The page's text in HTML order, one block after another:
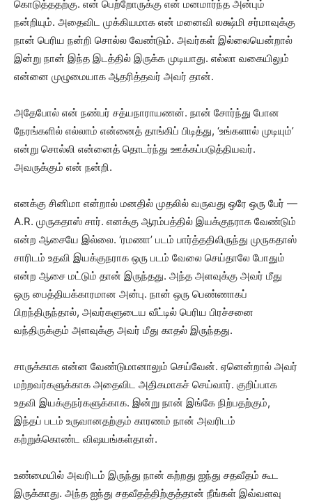
கொடுத்ததற்கு. என் பெற்றோருக்கு என் மனமார்ந்த அன்பும்
நன்றியும். அதைவிட முக்கியமாக என் மனைவி லக்ஷ்மி சர்மாவுக்கு
நான் பெரிய நன்றி சொல்ல வேண்டும். அவர்கள் இல்லையென்றால்
இன்று நான் இந்த இடத்தில் இருக்க முடியாது. எல்லா வகையிலும்
என்னை முழுமையாக ஆதரித்தவர் அவர் தான்.
அதேபோல் என் நண்பர் சத்யநாராயணன். நான் சோர்ந்து போன
நேரங்களில் எல்லாம் என்னைத் தாங்கிப் பிடித்து, ‘உங்களால் முடியும்’
என்று சொல்லி என்னைத் தொடர்ந்து ஊக்கப்படுத்தியவர்.
அவருக்கும் என் நன்றி.
எனக்கு சினிமா என்றால் மனதில் முதலில் வருவது ஒரே ஒரு பேர் —
A.R. முருகதாஸ் சார். எனக்கு ஆரம்பத்தில் இயக்குநராக வேண்டும்
என்ற ஆசையே இல்லை. ‘ரமணா’ படம் பார்த்ததிலிருந்து முருகதாஸ்
சாரிடம் உதவி இயக்குநராக ஒரு படம் வேலை செய்தாலே போதும்
என்ற ஆசை மட்டும் தான் இருந்தது. அந்த அளவுக்கு அவர் மீது
ஒரு பைத்தியக்காரமான அன்பு. நான் ஒரு பெண்ணாகப்
பிறந்திருந்தால், அவர்களுடைய வீட்டில் பெரிய பிரச்சனை
வந்திருக்கும் அளவுக்கு அவர் மீது காதல் இருந்தது.
சாருக்காக என்ன வேண்டுமானாலும் செய்வேன். ஏனென்றால் அவர்
மற்றவர்களுக்காக அதைவிட அதிகமாகச் செய்வார். குறிப்பாக
உதவி இயக்குநர்களுக்காக. இன்று நான் இங்கே நிற்பதற்கும்,
இந்தப் படம் உருவானதற்கும் காரணம் நான் அவரிடம்
கற்றுக்கொண்ட விஷயங்கள்தான்.
உண்மையில் அவரிடம் இருந்து நான் கற்றது ஐந்து சதவீதம் கூட
இருக்காது. அந்த ஐந்து சதவீதத்திற்குத்தான் நீங்கள் இவ்வளவு